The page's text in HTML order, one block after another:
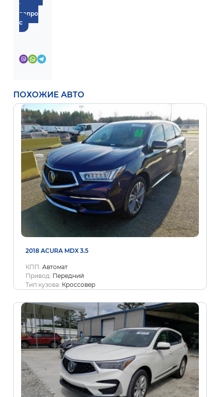
ь
вопро
с
ПОХОЖИЕ АВТО
2018 ACURA MDX 3.5
КПП: Автомат
Привод: Передний
Тип кузова: Кроссовер